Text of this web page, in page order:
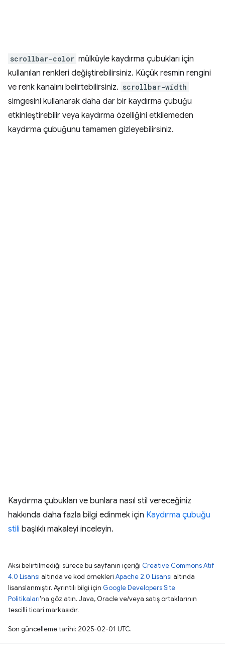
scrollbar-color mülküyle kaydırma çubukları için
kullanılan renkleri değiştirebilirsiniz. Küçük resmin rengini
ve renk kanalını belirtebilirsiniz. scrollbar-width
simgesini kullanarak daha dar bir kaydırma çubuğu
etkinleştirebilir veya kaydırma özelliğini etkilemeden
kaydırma çubuğunu tamamen gizleyebilirsiniz.
Kaydırma çubukları ve bunlara nasıl stil vereceğiniz
hakkında daha fazla bilgi edinmek için Kaydırma çubuğu
stili başlıklı makaleyi inceleyin.
Aksi belirtilmediği sürece bu sayfanın içeriği Creative Commons Atıf
4.0 Lisansı altında ve kod örnekleri Apache 2.0 Lisansı altında
lisanslanmıştır. Ayrıntılı bilgi için Google Developers Site
Politikaları'na göz atın. Java, Oracle ve/veya satış ortaklarının
tescilli ticari markasıdır.
Son güncelleme tarihi: 2025-02-01 UTC.